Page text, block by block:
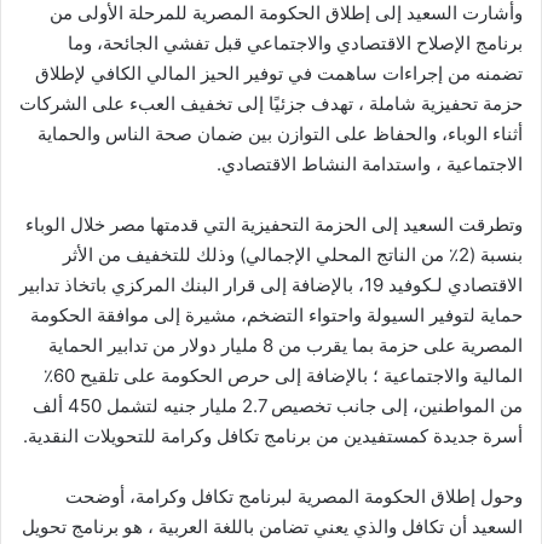
وأشارت السعيد إلى إطلاق الحكومة المصرية للمرحلة الأولى من
برنامج الإصلاح الاقتصادي والاجتماعي قبل تفشي الجائحة، وما
تضمنه من إجراءات ساهمت في توفير الحيز المالي الكافي لإطلاق
حزمة تحفيزية شاملة ، تهدف جزئيًا إلى تخفيف العبء على الشركات
أثناء الوباء، والحفاظ على التوازن بين ضمان صحة الناس والحماية
الاجتماعية ، واستدامة النشاط الاقتصادي.
وتطرقت السعيد إلى الحزمة التحفيزية التي قدمتها مصر خلال الوباء
بنسبة (2٪ من الناتج المحلي الإجمالي) وذلك للتخفيف من الأثر
الاقتصادي لـكوفيد 19، بالإضافة إلى قرار البنك المركزي باتخاذ تدابير
حماية لتوفير السيولة واحتواء التضخم، مشيرة إلى موافقة الحكومة
المصرية على حزمة بما يقرب من 8 مليار دولار من تدابير الحماية
المالية والاجتماعية ؛ بالإضافة إلى حرص الحكومة على تلقيح 60٪
من المواطنين، إلى جانب تخصيص 2.7 مليار جنيه لتشمل 450 ألف
أسرة جديدة كمستفيدين من برنامج تكافل وكرامة للتحويلات النقدية.
وحول إطلاق الحكومة المصرية لبرنامج تكافل وكرامة، أوضحت
السعيد أن تكافل والذي يعني تضامن باللغة العربية ، هو برنامج تحويل